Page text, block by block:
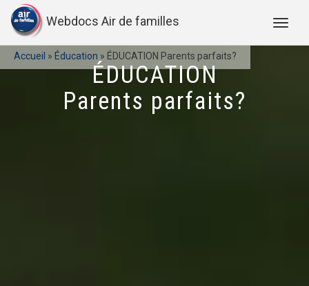
Webdocs Air de familles
Accueil » Éducation » ÉDUCATION Parents parfaits?
ÉDUCATION
Parents parfaits?